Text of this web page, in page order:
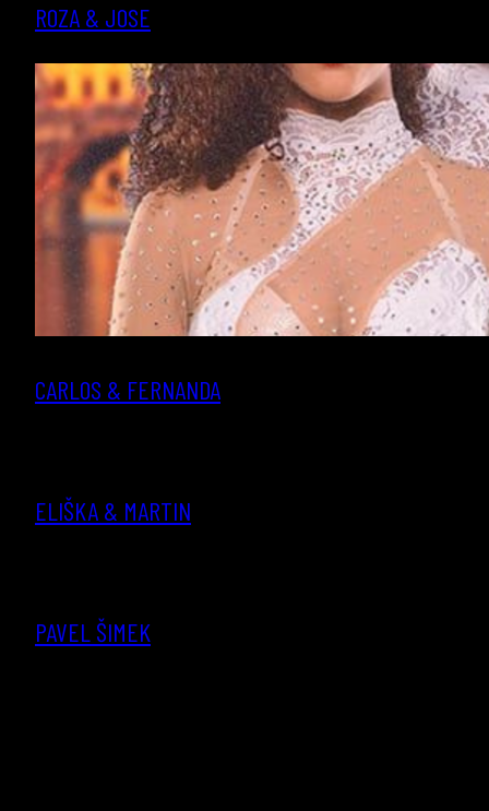
ROZA & JOSE
CARLOS & FERNANDA
ELIŠKA & MARTIN
PAVEL ŠIMEK